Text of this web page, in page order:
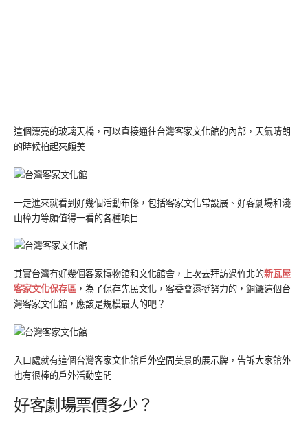
這個漂亮的玻璃天橋，可以直接通往台灣客家文化館的內部，天氣晴朗
的時候拍起來頗美
一走進來就看到好幾個活動布條，包括客家文化常設展、好客劇場和淺
山樟力等頗值得一看的各種項目
其實台灣有好幾個客家博物館和文化館舍，上次去拜訪過竹北的新瓦屋
客家文化保存區 ，為了保存先民文化，客委會還挺努力的，銅鑼這個台
灣客家文化館，應該是規模最大的吧？
入口處就有這個台灣客家文化館戶外空間美景的展示牌，告訴大家館外
也有很棒的戶外活動空間
好客劇場票價多少？